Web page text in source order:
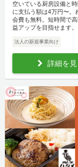
空いている厨房設備と
に支払う額は4万円〜。
会費も無料。短時間で
益アップを目指せます。
法人の新規事業向け
詳細を見